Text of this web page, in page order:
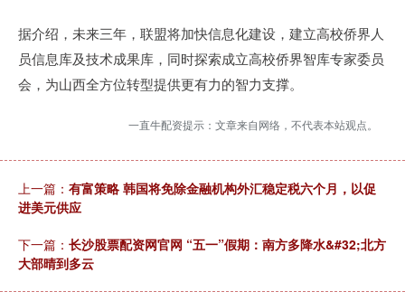
据介绍，未来三年，联盟将加快信息化建设，建立高校侨界人
员信息库及技术成果库，同时探索成立高校侨界智库专家委员
会，为山西全方位转型提供更有力的智力支撑。
一直牛配资提示：文章来自网络，不代表本站观点。
上一篇： 有富策略 韩国将免除金融机构外汇稳定税六个月，以促
进美元供应
下一篇： 长沙股票配资网官网 “五一”假期：南方多降水&#32;北方
大部晴到多云